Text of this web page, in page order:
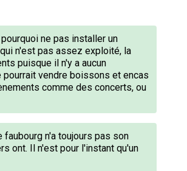
ne pas installer un
n'est pas assez exploité, la
puisque il n'y a aucun
vendre boissons et encas
comme des concerts, ou
n'a toujours pas son
ont. Il n'est pour l'instant qu'un